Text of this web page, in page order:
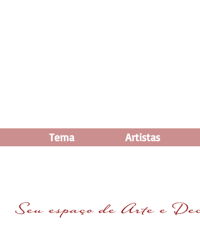
Tema Artistas